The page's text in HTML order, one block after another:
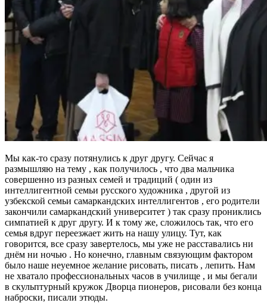
Мы как-то сразу потянулись к друг другу. Сейчас я
размышляю на тему , как получилось , что два мальчика
совершенно из разных семей и традиций ( один из
интеллигентной семьи русского художника , другой из
узбекской семьи самаркандских интеллигентов , его родители
закончили самаркандский университет ) так сразу прониклись
симпатией к друг другу. И к тому же, сложилось так, что его
семья вдруг переезжает жить на нашу улицу. Тут, как
говорится, все сразу завертелось, мы уже не расставались ни
днём ни ночью . Но конечно, главным связующим фактором
было наше неуемное желание рисовать, писать , лепить. Нам
не хватало профессиональных часов в училище , и мы бегали
в скульптурный кружок Дворца пионеров, рисовали без конца
наброски, писали этюды.